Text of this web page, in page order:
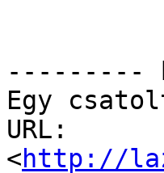
---------
Egy
URL:
<http://